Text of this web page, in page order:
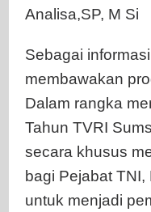
Analisa,SP, M Si
Sebagai
membawakan
Dalam rangka
Tahun TVRI
secara khusus
bagi Pejabat
untuk menjadi